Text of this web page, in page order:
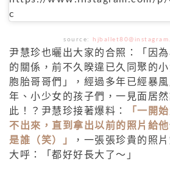
c
source:
尹慧珍也曬出大家的合照：「因
的關係，前不久暌違已久同聚的
胞胎哥哥們」，經過多年已經暴
年、小少女的孩子們，一見面居
此！？尹慧珍接著爆料：
「一開
不出來，直到拿出以前的照片給
是誰（笑）」
，一張張珍貴的照
大呼：「都好好長大了～」